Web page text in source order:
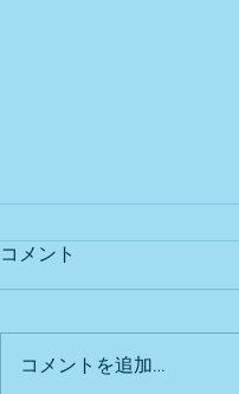
出店予定
コメント
コメントを追加…